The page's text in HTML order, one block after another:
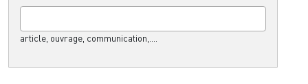
article, ouvrage, communication,....